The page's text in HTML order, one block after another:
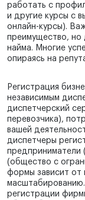
работать с
и другие курсы с
онлайн-курсы).
преимущество, но
найма. Многие
опираясь на
Регистрация
независимым
диспетчерский
перевозчика),
вашей
диспетчеры
предприниматели
(общество с
формы зависит от
масштабированию.
регистрации